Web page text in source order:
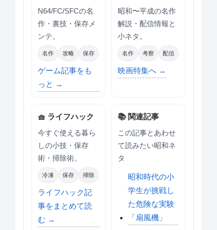
N64/FC/SFCの名
作・裏技・保存メ
ンテ。
名作 攻略 保存
ゲーム記事をも
っと →
昭和〜平成の名作
解説・配信情報と
小ネタ。
名作 考察 配信
映画特集へ →
🧺 ライフハック
今すぐ使える暮ら
しの小技・保存
術・掃除術。
冷凍 保存 掃除
ライフハック記
事をまとめて読
む →
📚 関連記事
この記事とあわせ
て読みたい昭和ネ
タ
昭和時代の小
学生が挑戦し
た危険な実験
「扇風機」